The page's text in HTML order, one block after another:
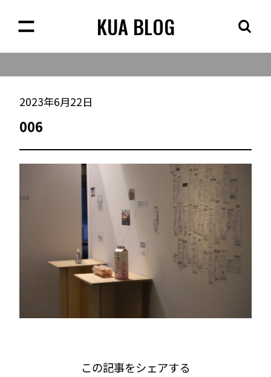
KUA BLOG
2023年6月22日
006
この記事をシェアする